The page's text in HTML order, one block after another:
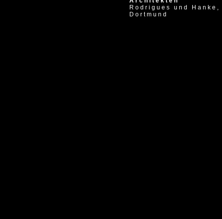
Rodrigues und Hanke,
Dortmund